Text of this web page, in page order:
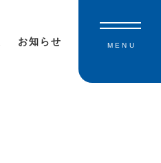
お知らせ MENU